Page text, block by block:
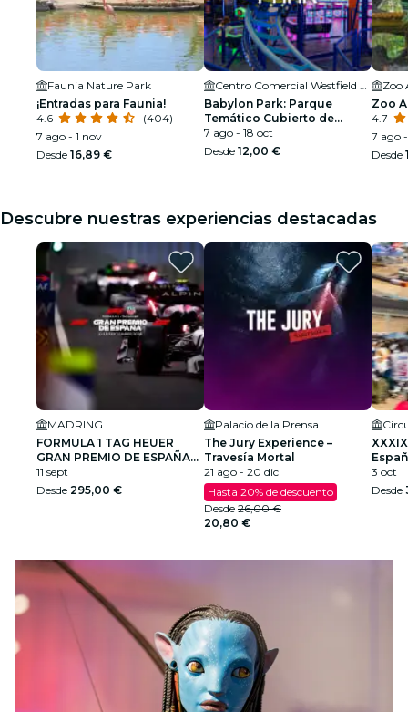
Faunia Nature Park
¡Entradas para Faunia!
4.6
(404)
7 ago - 1 nov
Desde 16,89 €
Babylon Park: Parque
Temático Cubierto de
Madrid
7 ago - 18 oct
Desde 12,00 €
Zoo
Zoo
4.7
7 ago
Desde
Descubre nuestras experiencias destacadas
MADRING
FORMULA 1 TAG HEUER
GRAN PREMIO DE ESPAÑA
2026
11 sept
Desde 295,00 €
Palacio de la Prensa
The Jury Experience –
Travesía Mortal
21 ago - 20 dic
Hasta 20% de descuento
Desde 26,00 €
20,80 €
3 oct
Desde